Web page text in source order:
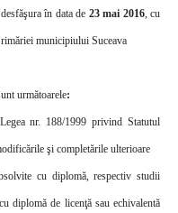
în data de 23 mai 2016, cu
municipiului Suceava
următoarele:
nr. 188/1999 privind Statutul
şi completările ulterioare
cu diplomă, respectivstudii
diplomă de licenţă sau echivalentă